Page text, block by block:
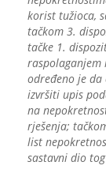
korist tužioca,
tačkom 3.
tačke 1.
raspolaganjem
određeno je da
izvršiti upis
na
rješenja;
list
sastavni dio